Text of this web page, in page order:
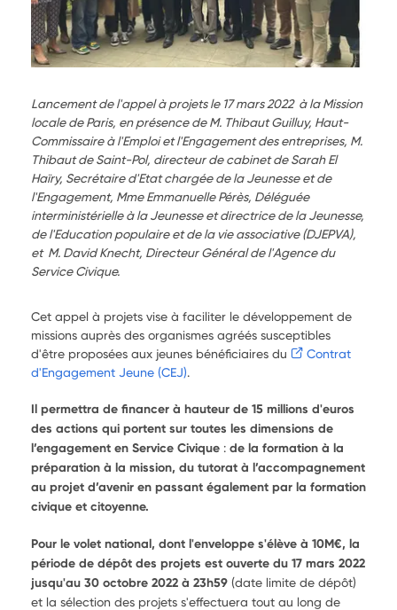
Lancement de l'appel à projets le 17 mars 2022 à la Mission
locale de Paris, en présence de M. Thibaut Guilluy, Haut-
Commissaire à l'Emploi et l'Engagement des entreprises, M.
Thibaut de Saint-Pol, directeur de cabinet de Sarah El
Haïry, Secrétaire d'Etat chargée de la Jeunesse et de
l'Engagement, Mme Emmanuelle Pérès, Déléguée
interministérielle à la Jeunesse et directrice de la Jeunesse,
de l'Education populaire et de la vie associative (DJEPVA),
et M. David Knecht, Directeur Général de l'Agence du
Service Civique.
Cet appel à projets vise à faciliter le développement de
missions auprès des organismes agréés susceptibles
d'être proposées aux jeunes bénéficiaires du
Contrat
d'Engagement Jeune (CEJ).
Il permettra de financer à hauteur de 15 millions d'euros
des actions qui portent sur toutes les dimensions de
l’engagement en Service Civique : de la formation à la
préparation à la mission, du tutorat à l’accompagnement
au projet d’avenir en passant également par la formation
civique et citoyenne.
Pour le volet national, dont l'enveloppe s'élève à 10M€, la
période de dépôt des projets est ouverte du 17 mars 2022
jusqu'au 30 octobre 2022 à 23h59 (date limite de dépôt)
et la sélection des projets s'effectuera tout au long de